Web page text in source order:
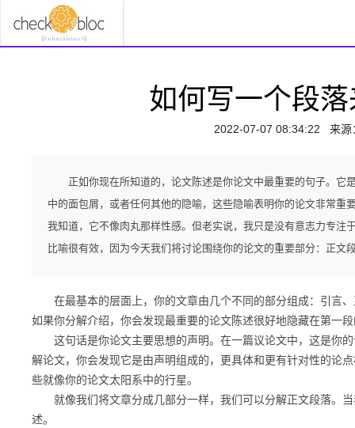
如何写一个段
2022-07-07 08:34:22 来源
正如你现在所知道的，论文陈述是你论文中最重要的句子。
中的面包屑，或者任何其他的隐喻，这些隐喻表明你的论文非常
我知道，它不像肉丸那样性感。但老实说，我只是没有意志力专
比喻很有效，因为今天我们将讨论围绕你的论文的重要部分：正
在最基本的层面上，你的文章由几个不同的部分组成：引言、
如果你分解介绍，你会发现最重要的论文陈述很好地隐藏在第一
这句话是你论文主要思想的声明。在一篇议论文中，这是你的
解论文，你会发现它是由声明组成的，更具体和更有针对性的论
些就像你的论文太阳系中的行星。
就像我们将文章分成几部分一样，我们可以分解正文段落。当
述。